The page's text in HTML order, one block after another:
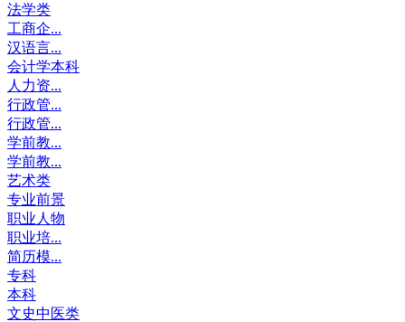
法学类
工商企...
汉语言...
会计学本科
人力资...
行政管...
行政管...
学前教...
学前教...
艺术类
专业前景
职业人物
职业培...
简历模...
专科
本科
文史中医类